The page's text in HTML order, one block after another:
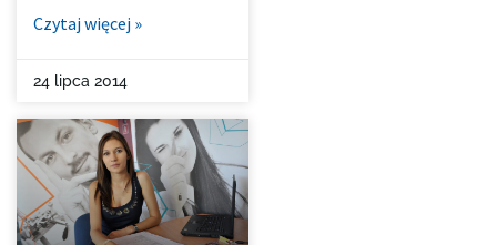
Czytaj więcej »
24 lipca 2014